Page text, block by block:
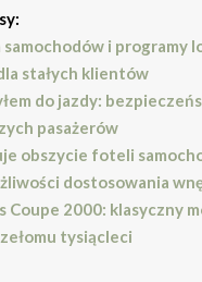
i programy
stałych klientów
do jazdy:
pasażerów
obszycie foteli
dostosowania
Coupe 2000: klasyczny
tysiącleci